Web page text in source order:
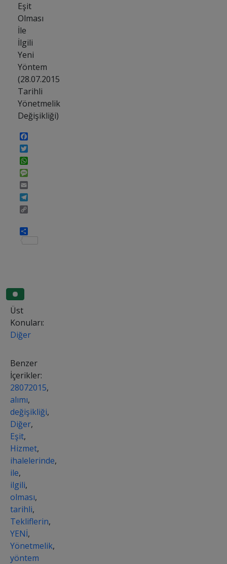
Eşit
Olması
İle
İlgili
Yeni
Yöntem
(28.07.2015
Tarihli
Yönetmelik
Değişikliği)
Üst
Konuları:
Diğer
Benzer
İçerikler:
28072015,
alımı,
değişikliği,
Diğer,
Eşit,
Hizmet,
ihalelerinde,
ile,
ilgili,
olması,
tarihli,
Tekliflerin,
YENİ,
Yönetmelik,
yöntem